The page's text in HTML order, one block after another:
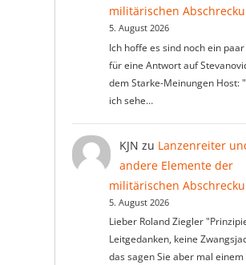
militärischen
5. August 2026
Ich hoffe es sind noch ein
für eine Antwort auf
dem Starke-Meinungen Host:
ich sehe…
KJN zu Lanzenreiter
andere Elemente der
militärischen
5. August 2026
Lieber Roland Ziegler
Leitgedanken, keine
das sagen Sie aber mal einem